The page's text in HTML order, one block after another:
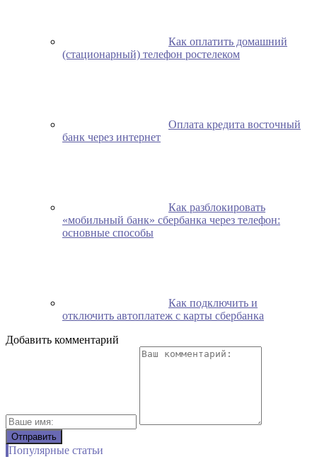
Как оплатить домашний
(стационарный) телефон ростелеком
Оплата кредита восточный
банк через интернет
Как разблокировать
«мобильный банк» сбербанка через телефон:
основные способы
Как подключить и
отключить автоплатеж с карты сбербанка
Добавить комментарий
Популярные статьи